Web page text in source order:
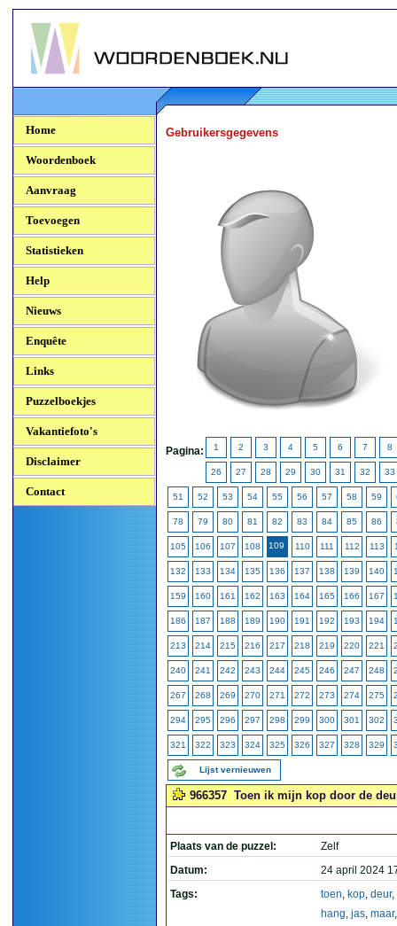
Woordenboek.NU
Home
Woordenboek
Aanvraag
Toevoegen
Statistieken
Help
Nieuws
Enquête
Links
Puzzelboekjes
Vakantiefoto's
Disclaimer
Contact
Gebruikersgegevens
Pagina: 1 2 3 4 5 6 7 8
26 27 28 29 30 31 32 33
51 52 53 54 55 56 57 58 59
78 79 80 81 82 83 84 85 86
105 106 107 108 109 110 111 112 113
132 133 134 135 136 137 138 139 140
159 160 161 162 163 164 165 166 167
186 187 188 189 190 191 192 193 194
213 214 215 216 217 218 219 220 221
240 241 242 243 244 245 246 247 248
267 268 269 270 271 272 273 274 275
294 295 296 297 298 299 300 301 302
321 322 323 324 325 326 327 328 329
Lijst vernieuwen
966357 Toen ik mijn kop door de
Plaats van de puzzel:
Zelf
Datum:
24 april 2024
Tags:
toen, kop, deur,
hang, jas, maar